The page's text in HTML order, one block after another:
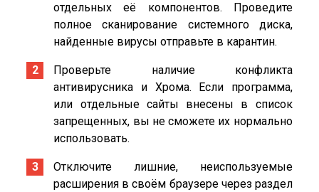
отдельных её компонентов. Проведите
полное сканирование системного диска,
найденные вирусы отправьте в карантин.
Проверьте наличие конфликта
антивирусника и Хрома. Если программа,
или отдельные сайты внесены в список
запрещенных, вы не сможете их нормально
использовать.
Отключите лишние, неиспользуемые
расширения в своём браузере через раздел